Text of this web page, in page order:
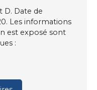
D. Date de
Les informations
est exposé sont
: